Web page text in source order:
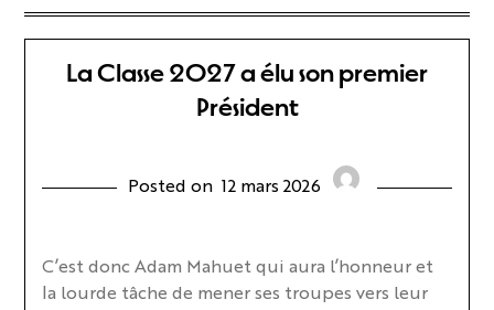
La Classe 2027 a élu son premier
Président
Posted on 12 mars 2026
C’est donc Adam Mahuet qui aura l’honneur et
la lourde tâche de mener ses troupes vers leur